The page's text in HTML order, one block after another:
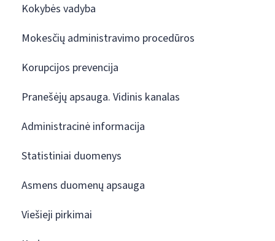
Kokybės vadyba
Mokesčių administravimo procedūros
Korupcijos prevencija
Pranešėjų apsauga. Vidinis kanalas
Administracinė informacija
Statistiniai duomenys
Asmens duomenų apsauga
Viešieji pirkimai